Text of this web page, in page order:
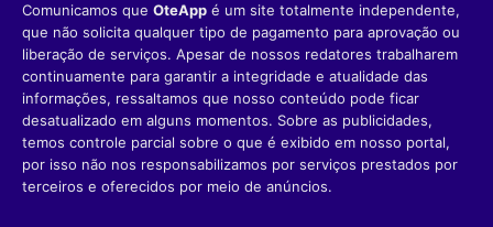
Comunicamos que OteApp é um site totalmente independente,
que não solicita qualquer tipo de pagamento para aprovação ou
liberação de serviços. Apesar de nossos redatores trabalharem
continuamente para garantir a integridade e atualidade das
informações, ressaltamos que nosso conteúdo pode ficar
desatualizado em alguns momentos. Sobre as publicidades,
temos controle parcial sobre o que é exibido em nosso portal,
por isso não nos responsabilizamos por serviços prestados por
terceiros e oferecidos por meio de anúncios.